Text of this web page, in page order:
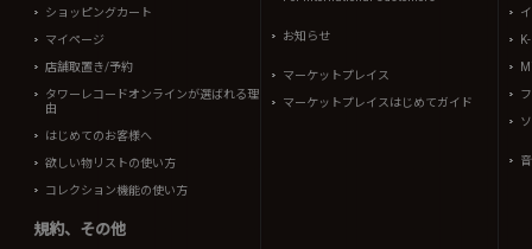
ショッピングカート
マイページ
店舗取置き/予約
タワーレコードオンラインが選ばれる理
由
はじめてのお客様へ
欲しい物リストの使い方
コレクション機能の使い方
規約、その他
お知らせ
マーケットプレイス
マーケットプレイスはじめてガイド